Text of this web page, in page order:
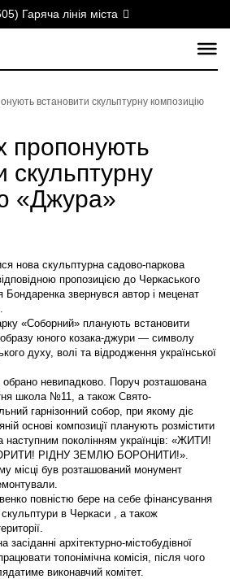
Гаряча лінія міста
встановити скульптурну композицію
пропонують
скульптурну
«Джура»
нова скульптурна садово-паркова
пропозицією до Черкаського
Бондаренка звернувся автор і меценат
«Соборний» планують встановити
юного козака-джури — символу
духу, волі та відродження української
невипадково. Поруч розташована
школа №11, а також Свято-
гарнізонний собор, при якому діє
основі композиції планують розмістити
поколінням українців: «ЖИТИ!
РІДНУ ЗЕМЛЮ БОРОНИТИ!».
місці був розташований монумент
повністю бере на себе фінансування
скульптури в Черкаси , а також
архітектурно-містобудівної
топонімічна комісія, після чого
виконавчий комітет.